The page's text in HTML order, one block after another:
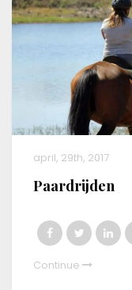
april, 29th, 2017
Paardrijden
Continue